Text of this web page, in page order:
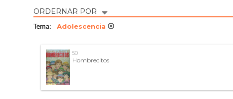
ORDERNAR POR
Tema: Adolescencia
50
Hombrecitos